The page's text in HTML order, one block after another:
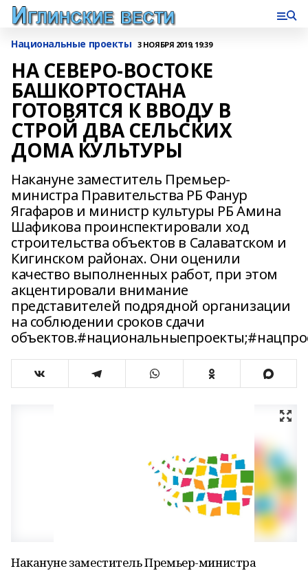
Национальные проекты 3 НОЯБРЯ 2019, 19:39
НА СЕВЕРО-ВОСТОКЕ
БАШКОРТОСТАНА
ГОТОВЯТСЯ К ВВОДУ В
СТРОЙ ДВА СЕЛЬСКИХ
ДОМА КУЛЬТУРЫ
Накануне заместитель Премьер-
министра Правительства РБ Фанур
Ягафаров и министр культуры РБ Амина
Шафикова проинспектировали ход
строительства объектов в Салаватском и
Кигинском районах. Они оценили
качество выполненных работ, при этом
акцентировали внимание
представителей подрядной организации
на соблюдении сроков сдачи
Накануне заместитель Премьер-министра